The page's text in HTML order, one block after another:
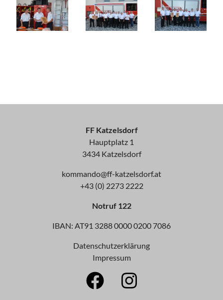
FF Katzelsdorf
Hauptplatz 1
3434 Katzelsdorf
kommando@ff-katzelsdorf.at
+43 (0) 2273 2222
Notruf 122
IBAN: AT91 3288 0000 0200 7086
Datenschutzerklärung
Impressum